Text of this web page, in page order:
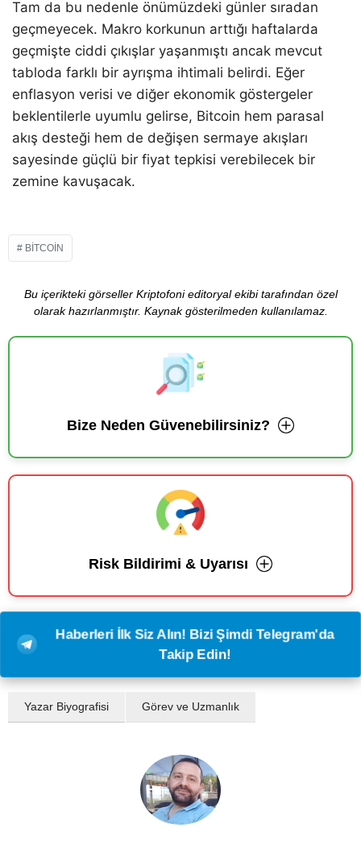
Tam da bu nedenle önümüzdeki günler sıradan
geçmeyecek. Makro korkunun arttığı haftalarda
geçmişte ciddi çıkışlar yaşanmıştı ancak mevcut
tabloda farklı bir ayrışma ihtimali belirdi. Eğer
enflasyon verisi ve diğer ekonomik göstergeler
beklentilerle uyumlu gelirse, Bitcoin hem parasal
akış desteği hem de değişen sermaye akışları
sayesinde güçlü bir fiyat tepkisi verebilecek bir
zemine kavuşacak.
BITCOIN
Bu içerikteki görseller Kriptofoni editoryal ekibi tarafından özel
olarak hazırlanmıştır. Kaynak gösterilmeden kullanılamaz.
Bize Neden Güvenebilirsiniz?
Risk Bildirimi & Uyarısı
Haberleri İlk Siz Alın! Bizi Şimdi Telegram'da
Takip Edin!
Yazar Biyografisi Görev ve Uzmanlık